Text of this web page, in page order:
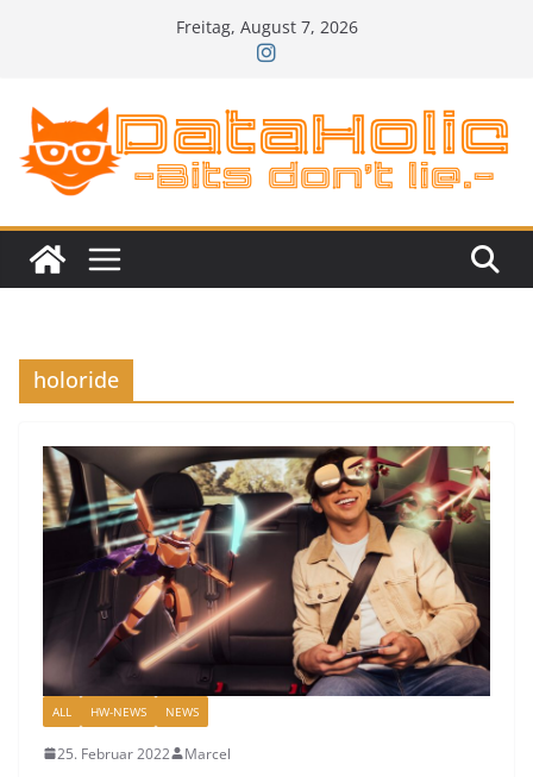
Freitag, August 7, 2026
holoride
ALL HW-NEWS NEWS
25. Februar 2022 Marcel